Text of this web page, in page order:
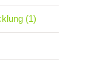
(1)